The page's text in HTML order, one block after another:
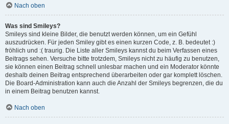
Nach oben
Was sind Smileys?
Smileys sind kleine Bilder, die benutzt werden können, um ein Gefühl
auszudrücken. Für jeden Smiley gibt es einen kurzen Code, z. B. bedeutet :)
fröhlich und :( traurig. Die Liste aller Smileys kannst du beim Verfassen eines
Beitrags sehen. Versuche bitte trotzdem, Smileys nicht zu häufig zu benutzen,
sie können einen Beitrag schnell unlesbar machen und ein Moderator könnte
deshalb deinen Beitrag entsprechend überarbeiten oder gar komplett löschen.
Die Board-Administration kann auch die Anzahl der Smileys begrenzen, die du
in einem Beitrag benutzen kannst.
Nach oben